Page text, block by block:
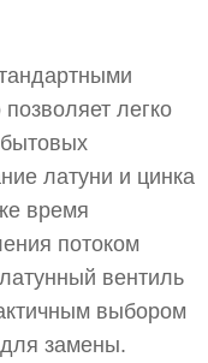
легко
латуни и цинка
время
потоком
вентиль
выбором
для замены.